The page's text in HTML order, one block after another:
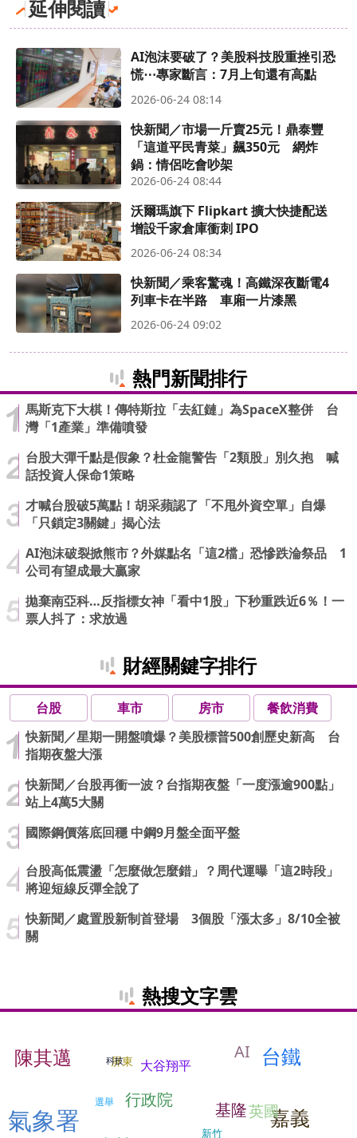
延伸閱讀
AI泡沫要破了？美股科技股重挫引恐
慌⋯專家斷言：7月上旬還有高點
2026-06-24 08:14
快新聞／市場一斤賣25元！鼎泰豐
「這道平民青菜」飆350元 網炸
鍋：情侶吃會吵架
2026-06-24 08:44
沃爾瑪旗下 Flipkart 擴大快捷配送
增設千家倉庫衝刺 IPO
2026-06-24 08:34
快新聞／乘客驚魂！高鐵深夜斷電4
列車卡在半路 車廂一片漆黑
2026-06-24 09:02
熱門新聞排行
馬斯克下大棋！傳特斯拉「去紅鏈」為SpaceX整併 台
灣「1產業」準備噴發
台股大彈千點是假象？杜金龍警告「2類股」別久抱 喊
話投資人保命1策略
才喊台股破5萬點！胡采蘋認了「不甩外資空單」自爆
「只鎖定3關鍵」揭心法
AI泡沫破裂掀熊市？外媒點名「這2檔」恐慘跌淪祭品 1
公司有望成最大贏家
拋棄南亞科…反指標女神「看中1股」下秒重跌近6％！一
票人抖了：求放過
財經關鍵字排行
台股 車市 房市
餐飲消費
快新聞／星期一開盤噴爆？美股標普500創歷史新高 台
指期夜盤大漲
快新聞／台股再衝一波？台指期夜盤「一度漲逾900點」
站上4萬5大關
國際鋼價落底回穩 中鋼9月盤全面平盤
台股高低震盪「怎麼做怎麼錯」？周代運曝「這2時段」
將迎短線反彈全說了
快新聞／處置股新制首登場 3個股「漲太多」8/10全被
關
熱搜文字雲
台鐵
大谷翔平
屏東
基隆
行政院
新竹
科技
嘉義
陳其邁
氣象署
AI
英國
選舉